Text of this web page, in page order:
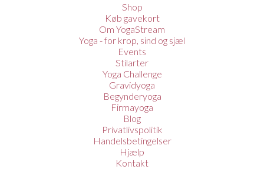
Shop
Køb gavekort
Om YogaStream
Yoga - for krop, sind og sjæl
Events
Stilarter
Yoga Challenge
Gravidyoga
Begynderyoga
Firmayoga
Blog
Privatlivspolitik
Handelsbetingelser
Hjælp
Kontakt